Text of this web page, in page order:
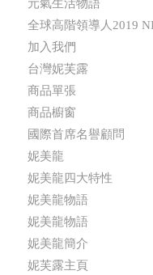
元氣生活物語
全球高階領導人2019
加入我們
台灣妮芙露
商品單張
商品櫥窗
國際首席名譽顧問
妮美龍
妮美龍四大特性
妮美龍物語
妮美龍物語
妮美龍簡介
妮芙露主頁